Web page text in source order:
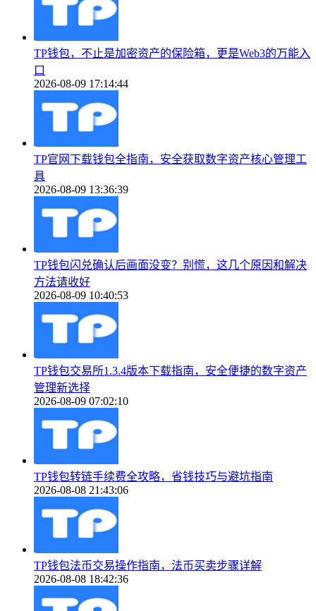
TP钱包，不止是加密资产的保险箱，更是Web3的万能入
口
2026-08-09 17:14:44
TP官网下载钱包全指南，安全获取数字资产核心管理工
具
2026-08-09 13:36:39
TP钱包闪兑确认后画面没变？别慌，这几个原因和解决
方法请收好
2026-08-09 10:40:53
TP钱包交易所1.3.4版本下载指南，安全便捷的数字资产
管理新选择
2026-08-09 07:02:10
TP钱包转链手续费全攻略，省钱技巧与避坑指南
2026-08-08 21:43:06
TP钱包法币交易操作指南，法币买卖步骤详解
2026-08-08 18:42:36